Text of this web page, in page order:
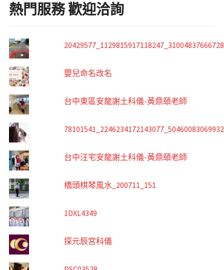
熱門服務 歡迎洽詢
嬰兒命名改名
台中東區安龍謝土科儀-黃鼎頤老師
台中汪宅安龍謝土科儀-黃鼎頤老師
橋頭棋琴風水_200711_151
1DXL4349
探元辰宮科儀